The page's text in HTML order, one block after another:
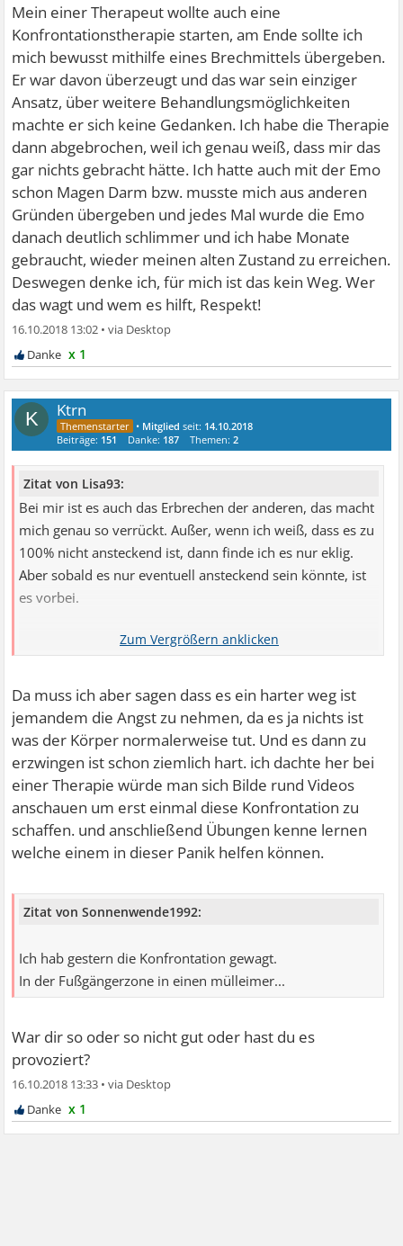
Mein einer Therapeut wollte auch eine
Konfrontationstherapie starten, am Ende sollte ich
mich bewusst mithilfe eines Brechmittels übergeben.
Er war davon überzeugt und das war sein einziger
Ansatz, über weitere Behandlungsmöglichkeiten
machte er sich keine Gedanken. Ich habe die Therapie
dann abgebrochen, weil ich genau weiß, dass mir das
gar nichts gebracht hätte. Ich hatte auch mit der Emo
schon Magen Darm bzw. musste mich aus anderen
Gründen übergeben und jedes Mal wurde die Emo
danach deutlich schlimmer und ich habe Monate
gebraucht, wieder meinen alten Zustand zu erreichen.
Deswegen denke ich, für mich ist das kein Weg. Wer
das wagt und wem es hilft, Respekt!
16.10.2018 13:02 •
x 1
K Ktrn
• Mitglied seit: 14.10.2018
Beiträge: 151 Danke: 187 Themen:2
Zitat von Lisa93:
Bei mir ist es auch das Erbrechen der anderen, das macht
mich genau so verrückt. Außer, wenn ich weiß, dass es zu
100% nicht ansteckend ist, dann finde ich es nur eklig.
Aber sobald es nur eventuell ansteckend sein könnte, ist
es vorbei.
Mein einer Therapeut wollte auch eine
bewusst mithilfe eines Brechmittels übergeben. Er war
davon überzeugt und das war sein einziger Ansatz, über
weitere Behandlungsmöglichkeiten machte er sich keine
Gedanken. Ich habe die Therapie dann abgebrochen, weil
ich genau weiß, dass mir das gar nichts gebracht hätte.
Ich hatte auch mit der Emo schon Magen Darm bzw.
musste mich aus anderen Gründen übergeben und jedes
Mal wurde die Emo danach deutlich schlimmer und ich
erreichen. Deswegen denke ich, für mich ist das kein Weg.
Wer das wagt und wem es hilft, Respekt!
Da muss ich aber sagen dass es ein harter weg ist
jemandem die Angst zu nehmen, da es ja nichts ist
was der Körper normalerweise tut. Und es dann zu
erzwingen ist schon ziemlich hart. ich dachte her bei
einer Therapie würde man sich Bilde rund Videos
anschauen um erst einmal diese Konfrontation zu
schaffen. und anschließend Übungen kenne lernen
welche einem in dieser Panik helfen können.
Zitat von Sonnenwende1992:
Ich hab gestern die Konfrontation gewagt.
In der Fußgängerzone in einen mülleimer...
War dir so oder so nicht gut oder hast du es
provoziert?
16.10.2018 13:33 •
x 1